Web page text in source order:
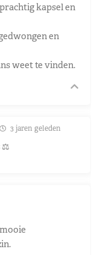
kapsel en
en
weet te vinden.
3 jaren geleden
⚖️